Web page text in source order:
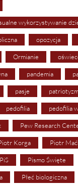
wykorzystywanie
opozycja
Ormianie
pandemia
pasje
pedofilia pedofilia
Pew Research
Korga Piotr
PiS Pismo Święte
Płeć biologiczna